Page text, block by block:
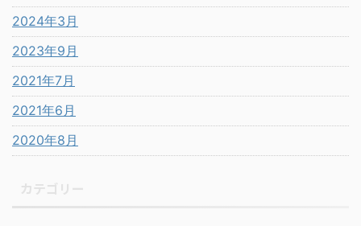
2024年3月
2023年9月
2021年7月
2021年6月
2020年8月